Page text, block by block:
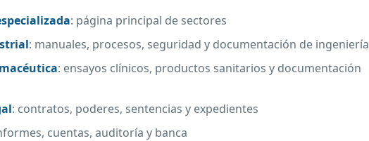
: página principal de sectores
: manuales, procesos, seguridad y documentación de ingeniería
: ensayos clínicos, productos sanitarios y documentación
: contratos, poderes, sentencias y expedientes
cuentas, auditoría y banca